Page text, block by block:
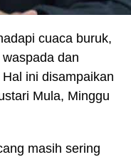
cuaca buruk,
dan
ini disampaikan
Mula, Minggu
masih sering